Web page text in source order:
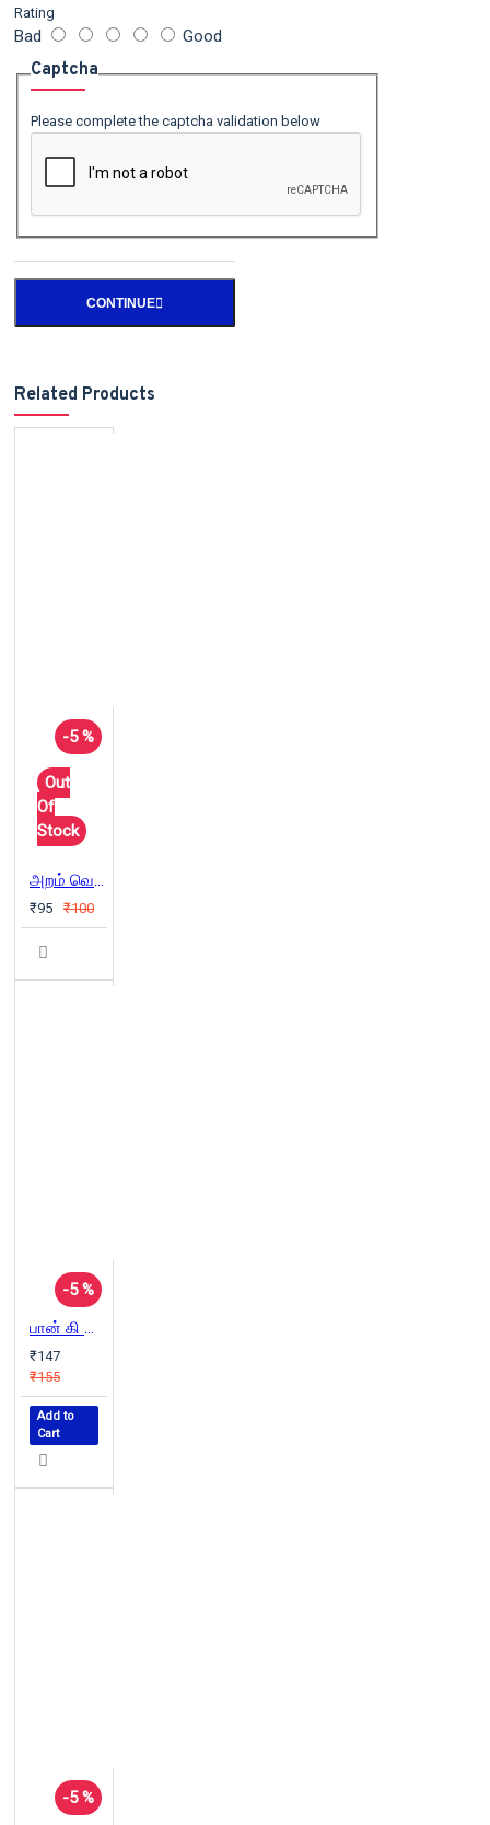
Rating
Bad Good
Captcha
Please complete the captcha validation below
CONTINUE
Related Products
-5 %
Out
Of
Stock
அறம் வெல்லும் அஞ்சற்க
₹95 ₹100
-5 %
பான் கி மூனின் றுவாண்டா
₹147
₹155
Add to
Cart
-5 %